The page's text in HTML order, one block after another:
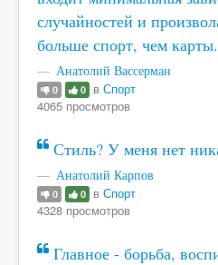
случайностей и
больше спорт, чем карты.
Анатолий Вассерман
0 0 в Спорт
4065 просмотров
Стиль? У меня нет
Анатолий Карпов
0 0 в Спорт
4328 просмотров
Главное - борьба,